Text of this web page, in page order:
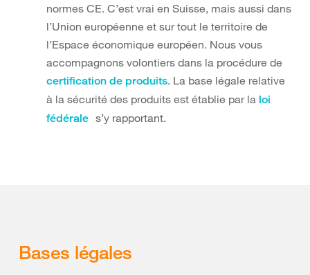
normes CE. C’est vrai en Suisse, mais aussi dans
l’Union européenne et sur tout le territoire de
l’Espace économique européen. Nous vous
accompagnons volontiers dans la procédure de
certification de produits. La base légale relative
à la sécurité des produits est établie par la loi
fédérale s’y rapportant.
Bases légales